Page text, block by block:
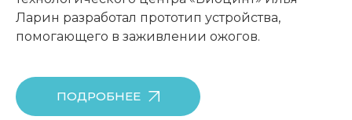
Ларин разработал прототип устройства,
помогающего в заживлении ожогов.
ПОДРОБНЕЕ